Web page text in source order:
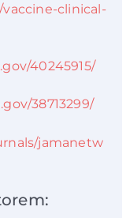
clinical-
40245915/
38713299/
jamanetw